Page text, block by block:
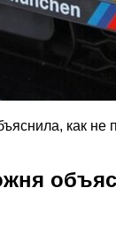
как не